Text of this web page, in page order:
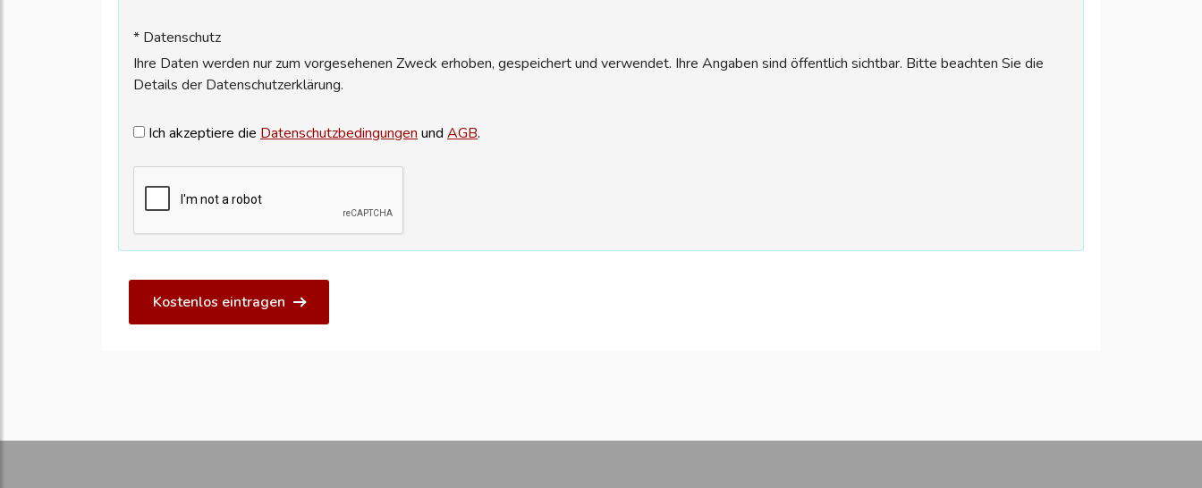
* Datenschutz
Ihre Daten werden nur zum vorgesehenen Zweck erhoben, gespeichert und verwendet. Ihre Angaben sind öffentlich sichtbar. Bitte beachten Sie die
Details der Datenschutzerklärung.
Ich akzeptiere die Datenschutzbedingungen und AGB.
Kostenlos eintragen